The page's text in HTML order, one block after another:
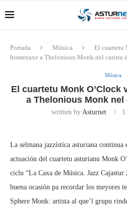
Portada Música
El cuartetu
homenaxe a Thelonious Monk nel casinu
Música
El cuartetu Monk O’Clock
a Thelonious Monk
written by Asturnet
La selmana jazzística asturiana continua
actuación del cuartetu asturianu Monk
ciclu “La Caxa de Música. Jazz
buena ocasión pa recordar los meyores
Sphere Monk: artista al que’l grupu